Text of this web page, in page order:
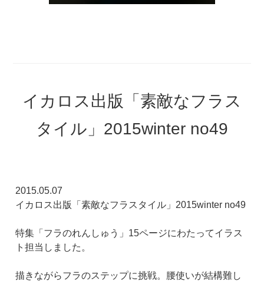
イカロス出版「素敵なフラス
タイル」2015winter no49
2015.05.07
イカロス出版「素敵なフラスタイル」2015winter no49
特集「フラのれんしゅう」15ページにわたってイラス
ト担当しました。
描きながらフラのステップに挑戦。腰使いが結構難し